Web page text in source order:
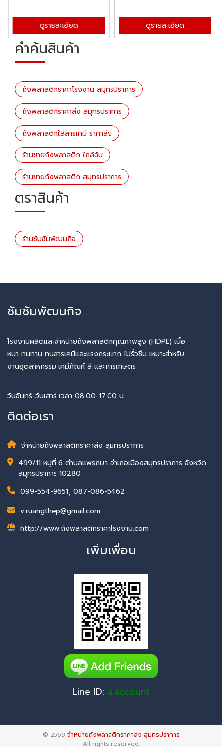
ดูรายละเอียด ดูรายละเอียด
คำค้นสินค้า
ถังพลาสติกราคาโรงงาน สมุทรปราการ
ถังพลาสติกราคาส่ง สมุทรปราการ
ถังพลาสติกใส่สารเคมี ราคาส่ง
ร้านขายถังพลาสติก ใกล้ฉัน
ร้านขายถังพลาสติก สมุทรปราการ
ตราสินค้า
ร้านซัมซัมพัฒนกิจ
ซัมซัมพัฒนกิจ
โรงงานผลิตและจำหน่ายถังพลาสติกคุณภาพสูง (HDPE) เนื้อ
หนา ทนทาน ทนสารเคมีและแรงกระแทก ไม่รั่วซึม เหมาะสำหรับ
งานอุตสาหกรรม เคมีภัณฑ์ สี และการเกษตร
วันจันทร์-วันเสาร์ เวลา 08.00-17.00 น.
ติดต่อเรา
จำหน่ายถังพลาสติกราคาส่ง สุมทรปราการ
499/11 หมู่ที่ 6 ตำบลแพรกษา อำเภอเมืองสมุทรปราการ จังหวัด
สมุทรปราการ 10280
099-554-9651, 087-086-5462
v.ruangthep@gmail.com
http://www.ถังพลาสติกราคาโรงงาน.com
เพิ่มเพื่อน
Line ID: a.account
© 2569 จำหน่ายถังพลาสติกราคาส่ง สุมทรปราการ
All rights reserved.